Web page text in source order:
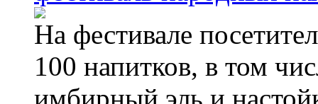
На фестивале
100 напитков, в том
имбирный эль и